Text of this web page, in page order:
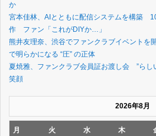
か
宮本佳林、AIとともに配信システムを構築
作 ファン「これがDIYか…」
熊井友理奈、渋谷でファンクラブイベント
で明らかになる “圧” の正体
夏焼雅、ファンクラブ会員証お渡し会 ”らし
笑顔
2026年8月
月 火 水 木